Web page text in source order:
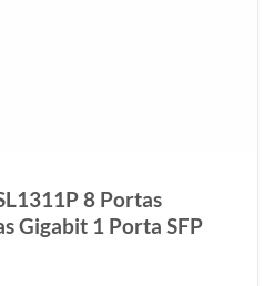
8 Portas
Gigabit 1 Porta SFP